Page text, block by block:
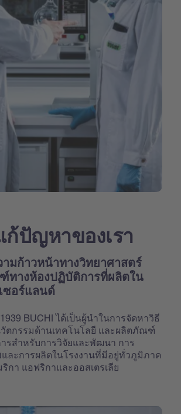
ก้ปัญหาของเรา
ามก้าวหน้าทางวิทยาศาสตร์
ทางห้องปฏิบัติการที่ผลิตใน
ซอร์แลนด์
BUCHI ได้เป็นผู้นำในการจัดหาวิธี
ตกรรมด้านเทคโนโลยี และผลิตภัณฑ์
รสำหรับการวิจัยและพัฒนา การ
ะการผลิตในโรงงานที่มีอยู่ทั่วภูมิภาค
ริกา แอฟริกาและออสเตรเลีย